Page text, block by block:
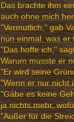
Das brachte ihm
auch ohne mich
"Vermutlich," gab
nun einmal, was er
"Das hoffe ich,"
Warum musste er
"Er wird seine
"Wenn er nur nicht
"Gäbe es keine
ja nichts mehr,
"Außer für die